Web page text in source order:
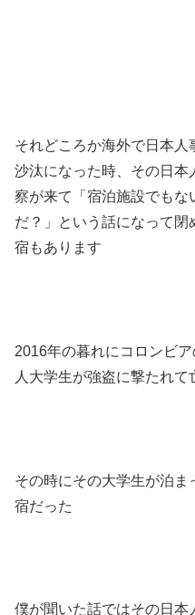
それどころか海外で日本
沙汰になった時、その日本
察が来て「宿泊施設でもな
だ？」という話になって閉
宿もあります
2016年の暮れにコロンビ
人大学生が強盗に撃たれ
その時にその大学生が泊ま
宿だった
僕が聞いた話ではその日本